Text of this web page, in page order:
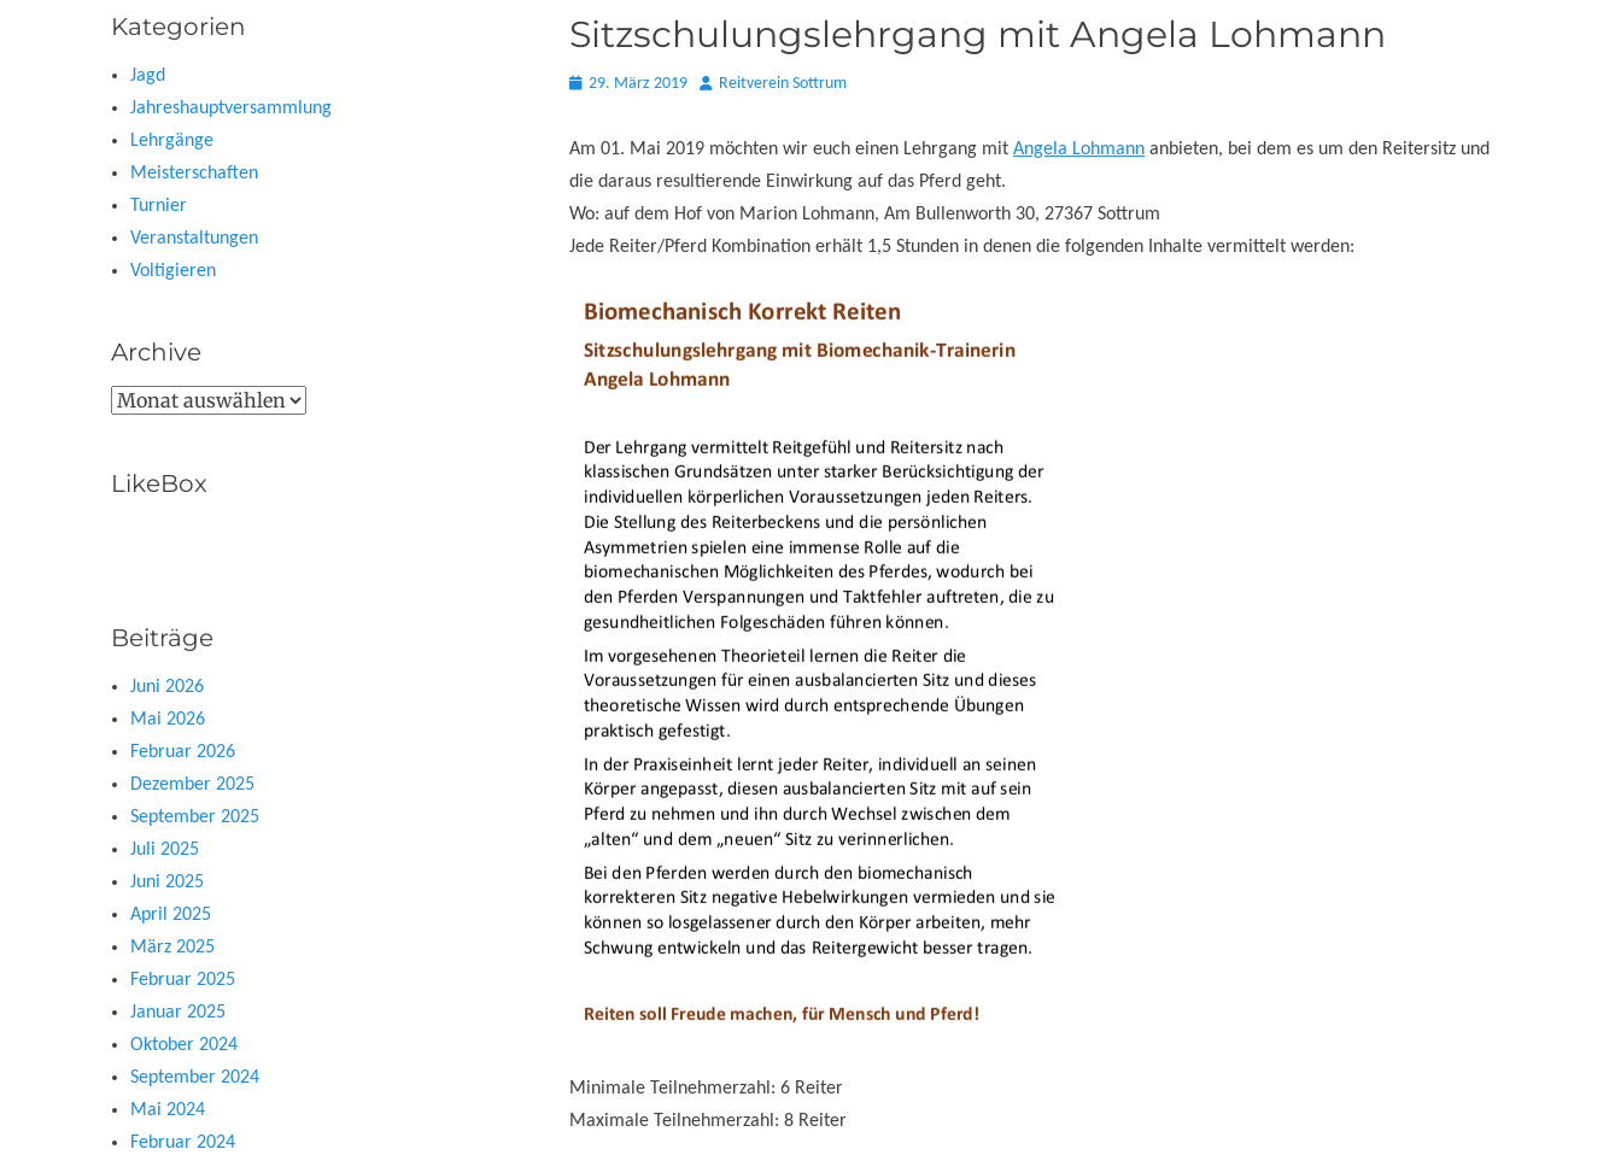
Sitzschulungslehrgang mit Angela Lohmann
Posted29. März 2019 AutorReitverein Sottrum
Am 01. Mai 2019 möchten wir euch einen Lehrgang mit Angela Lohmann anbieten, bei dem es um den Reitersitz und
die daraus resultierende Einwirkung auf das Pferd geht.
Wo: auf dem Hof von Marion Lohmann, Am Bullenworth 30, 27367 Sottrum
Jede Reiter/Pferd Kombination erhält 1,5 Stunden in denen die folgenden Inhalte vermittelt werden:
Minimale Teilnehmerzahl: 6 Reiter
Maximale Teilnehmerzahl: 8 Reiter
Kategorien
Jagd
Jahreshauptversammlung
Lehrgänge
Meisterschaften
Turnier
Veranstaltungen
Voltigieren
Archive
Archive
LikeBox
Beiträge
Juni 2026
Mai 2026
Februar 2026
Dezember 2025
September 2025
Juli 2025
Juni 2025
April 2025
März 2025
Februar 2025
Januar 2025
Oktober 2024
September 2024
Mai 2024
Februar 2024